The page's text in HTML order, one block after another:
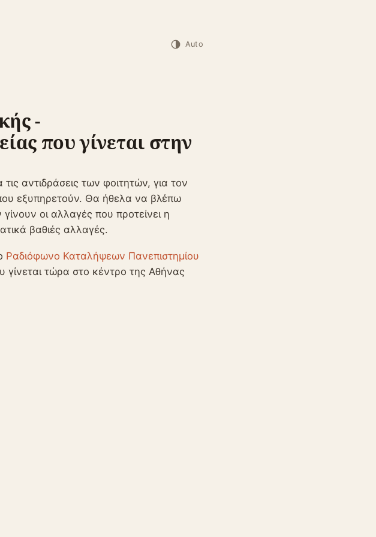
Auto
-
που γίνεται στην
τις αντιδράσεις των φοιτητών, για τον
εξυπηρετούν. Θα ήθελα να βλέπω
οι αλλαγές που προτείνει η
βαθιές αλλαγές.
Ραδιόφωνο Καταλήψεων Πανεπιστημίου
γίνεται τώρα στο κέντρο της Αθήνας